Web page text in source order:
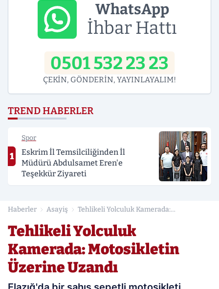
WhatsApp
İhbar Hattı
0501 532 23 23
ÇEKİN, GÖNDERİN, YAYINLAYALIM!
TREND HABERLER
1
Spor
Eskrim İl Temsilciliğinden İl
Müdürü Abdulsamet Eren'e
Teşekkür Ziyareti
Haberler Asayiş
Tehlikeli Yolculuk Kamerada:
Tehlikeli Yolculuk
Kamerada: Motosikletin
Üzerine Uzandı